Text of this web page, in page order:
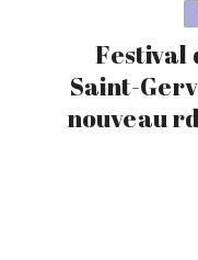
Festival
Saint-
nouveau